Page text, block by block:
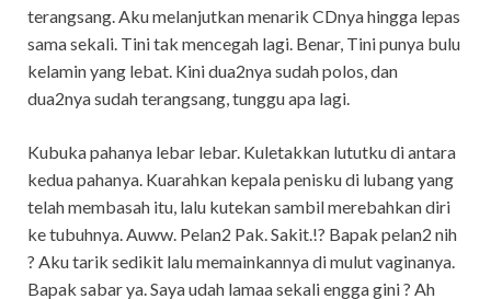
terangsang. Aku melanjutkan menarik CDnya hingga lepas
sama sekali. Tini tak mencegah lagi. Benar, Tini punya bulu
kelamin yang lebat. Kini dua2nya sudah polos, dan
dua2nya sudah terangsang, tunggu apa lagi.
Kubuka pahanya lebar lebar. Kuletakkan lututku di antara
kedua pahanya. Kuarahkan kepala penisku di lubang yang
telah membasah itu, lalu kutekan sambil merebahkan diri
ke tubuhnya. Auww. Pelan2 Pak. Sakit.!? Bapak pelan2 nih
? Aku tarik sedikit lalu memainkannya di mulut vaginanya.
Bapak sabar ya. Saya udah lamaa sekali engga gini ? Ah